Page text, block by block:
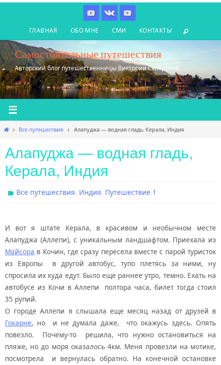
содержимому
ГЛАВНАЯ ОБО МНЕ СМИ КОНТАКТЫ
Самостоятельные путешествия
Авторский блог путешественницы Виктории Скляровой
Главная
Все путешествия Алапуджа — водная гладь, Керала, Индия
Алапуджа — водная гладь,
Керала, Индия
Все путешествия, Индия, Путешествие 1
И вот я штате Керала, в красивом и необычном месте
Алапуджа (Аллепи), с уникальным ландшафтом. Приехала из
Майсора в Кочин, где сразу пересела вместе с парой туристок
из Европы в другой автобус, тупо плетясь за ними, ну
спросила их куда едут. Было еще раннее утро, темно. Ехать на
автобусе из Кочи в Аллепи полтора часа, билет тогда стоил
35 рупий.
О городе Аллепи я слышала еще месяц назад от друзей в
Гокарне, но и не думала даже, что окажусь здесь. Опять
повезло. Почему-то решила, что нужно остановиться на
пляже, но до моря оказалось 4км. Меня провезли на мотике,
посмотрела и вернулась обратно. На конечной остановке